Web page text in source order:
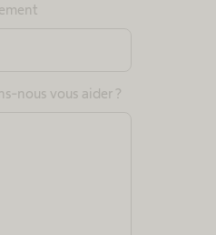
nous vous aider ?